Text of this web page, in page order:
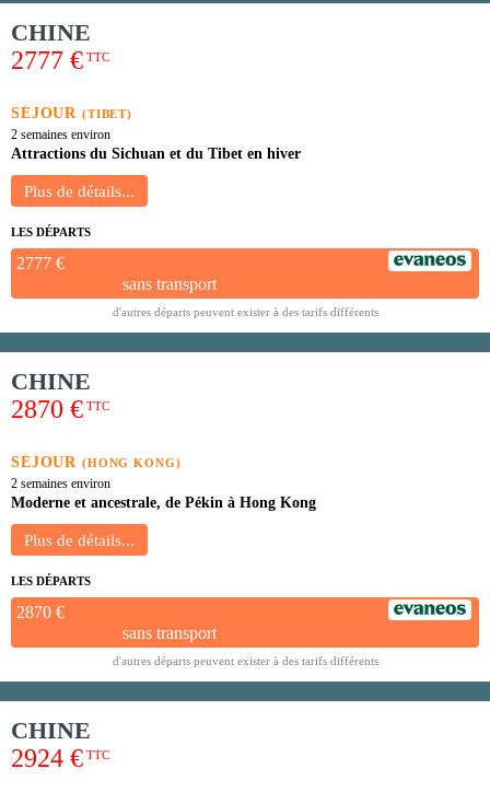
CHINE
2777 € TTC
SÉJOUR (TIBET)
2 semaines environ
Attractions du Sichuan et du Tibet en hiver
LES DÉPARTS
2777 €
sans transport
d'autres départs peuvent exister à des tarifs différents
CHINE
2870 € TTC
SÉJOUR (HONG KONG)
2 semaines environ
Moderne et ancestrale, de Pékin à Hong Kong
LES DÉPARTS
2870 €
sans transport
d'autres départs peuvent exister à des tarifs différents
CHINE
2924 € TTC